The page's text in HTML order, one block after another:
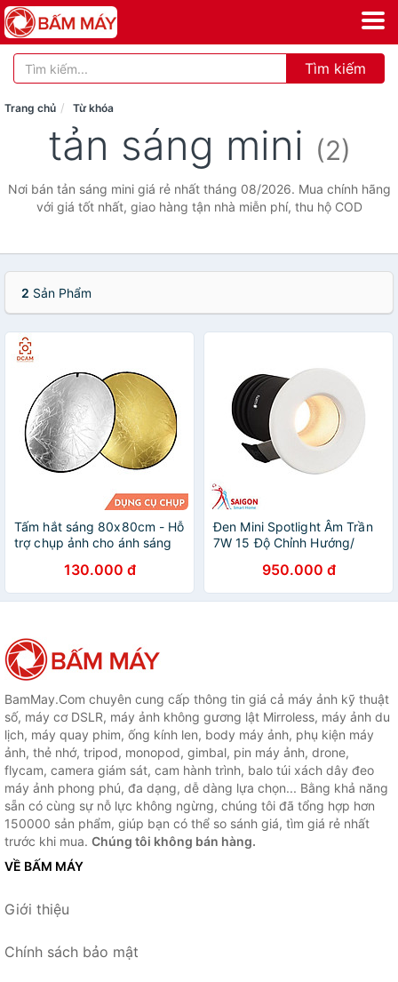
Tìm kiếm
Trang chủ Từ khóa
tản sáng mini (2)
Nơi bán tản sáng mini giá rẻ nhất tháng 08/2026. Mua chính hãng
với giá tốt nhất, giao hàng tận nhà miễn phí, thu hộ COD
2 Sản Phẩm
Tấm hắt sáng 80x80cm - Hỗ
trợ chụp ảnh cho ánh sáng
130.000 đ
Đen Mini Spotlight Âm Trần
7W 15 Độ Chỉnh Hướng/
950.000 đ
BamMay.Com chuyên cung cấp thông tin giá cả máy ảnh kỹ thuật
số, máy cơ DSLR, máy ảnh không gương lật Mirroless, máy ảnh du
lịch, máy quay phim, ống kính len, body máy ảnh, phụ kiện máy
ảnh, thẻ nhớ, tripod, monopod, gimbal, pin máy ảnh, drone,
flycam, camera giám sát, cam hành trình, balo túi xách dây đeo
máy ảnh phong phú, đa dạng, dễ dàng lựa chọn... Bằng khả năng
sẵn có cùng sự nỗ lực không ngừng, chúng tôi đã tổng hợp hơn
150000 sản phẩm, giúp bạn có thể so sánh giá, tìm giá rẻ nhất
trước khi mua. Chúng tôi không bán hàng.
VỀ BẤM MÁY
Giới thiệu
Chính sách bảo mật